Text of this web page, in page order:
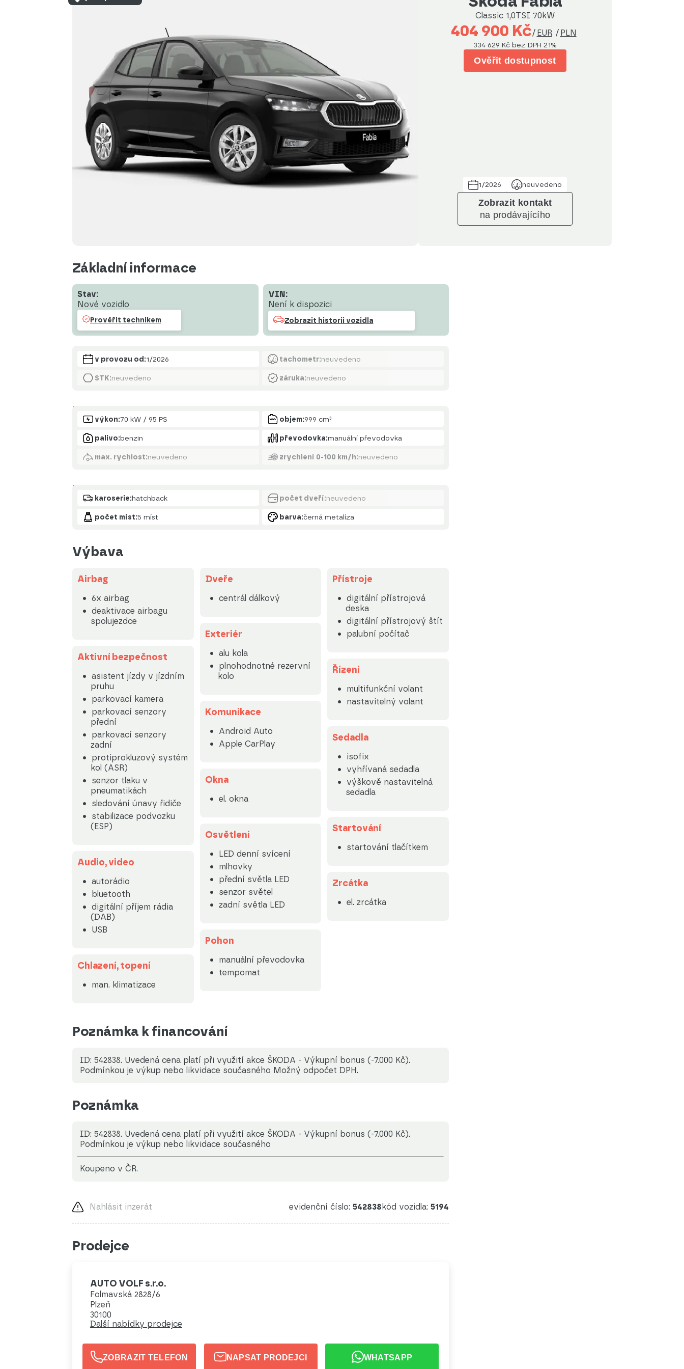
Classic 1,0TSI 70kW
404 900 Kč/ EUR / PLN
334 629 Kč bez DPH 21%
Ověřit dostupnost
1/2026 neuvedeno
Zobrazit kontakt
na prodávajícího
Základní informace
Stav:
Nové vozidlo
Prověřit technikem
VIN:
Není k dispozici
Zobrazit historii vozidla
v provozu od:1/2026 tachometr:neuvedeno
STK:neuvedeno záruka:neuvedeno
Motor
výkon:70 kW / 95 PS objem:999 cm³
palivo:benzin převodovka:manuální převodovka
max. rychlost:neuvedeno zrychlení 0-100 km/h:neuvedeno
Karoserie
karoserie:hatchback počet dveří:neuvedeno
počet míst:5 míst barva:černá metalíza
Výbava
Airbag
6x airbag
deaktivace airbagu
spolujezdce
Aktivní bezpečnost
asistent jízdy v jízdním
pruhu
parkovací kamera
parkovací senzory
přední
parkovací senzory
zadní
protiprokluzový systém
kol (ASR)
senzor tlaku v
pneumatikách
sledování únavy řidiče
stabilizace podvozku
(ESP)
Audio, video
autorádio
bluetooth
digitální příjem rádia
(DAB)
USB
Chlazení, topení
man. klimatizace
Dveře
centrál dálkový
Exteriér
alu kola
plnohodnotné rezervní
kolo
Komunikace
Android Auto
Apple CarPlay
Okna
el. okna
Osvětlení
LED denní svícení
mlhovky
přední světla LED
senzor světel
zadní světla LED
Pohon
manuální převodovka
tempomat
Přístroje
digitální přístrojová
deska
digitální přístrojový štít
palubní počítač
Řízení
multifunkční volant
nastavitelný volant
Sedadla
isofix
vyhřívaná sedadla
výškově nastavitelná
sedadla
Startování
startování tlačítkem
Zrcátka
el. zrcátka
Poznámka k financování
ID: 542838. Uvedená cena platí při využití akce ŠKODA - Výkupní bonus (-7.000 Kč).
Podmínkou je výkup nebo likvidace současného Možný odpočet DPH.
Poznámka
ID: 542838. Uvedená cena platí při využití akce ŠKODA - Výkupní bonus (-7.000 Kč).
Podmínkou je výkup nebo likvidace současného
koupeno v ČR.
evidenční číslo: 542838 kód vozidla: 5194
Nahlásit inzerát
Prodejce
AUTO VOLF s.r.o.
Folmavská 2828/6
Plzeň
30100
Další nabídky prodejce
ZOBRAZIT TELEFON NAPSAT PRODEJCI WHATSAPP